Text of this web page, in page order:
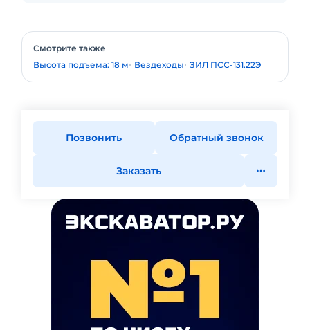
Смотрите также
Высота подъема: 18 м
Вездеходы ЗИЛ ПСС-131.22Э
Позвонить Обратный звонок
Заказать